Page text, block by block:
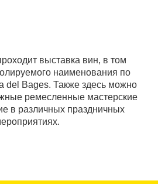
выставка вин, в том
наименования по
del Bages. Также здесь можно
ремесленные мастерские
в различных праздничных